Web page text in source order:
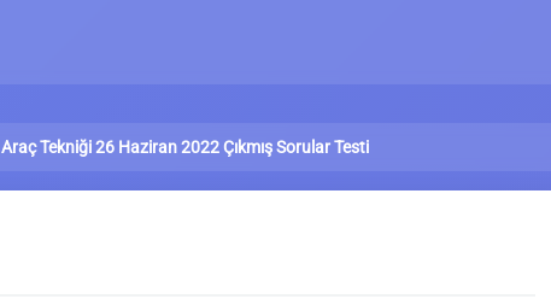
Araç Tekniği 26 Haziran 2022 Çıkmış Sorular Testi